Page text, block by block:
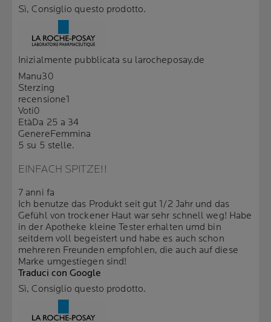
Sì, Consiglio questo prodotto.
Inizialmente pubblicata su larocheposay.de
Manu30
Sterzing
recensione1
Voti0
EtàDa 25 a 34
GenereFemmina
5 su 5 stelle.
EINFACH SPITZE!!
7 anni fa
Ich benutze das Produkt seit gut 1/2 Jahr und das
Gefühl von trockener Haut war sehr schnell weg! Habe
in der Apotheke kleine Tester erhalten umd bin
seitdem voll begeistert und habe es auch schon
mehreren Freunden empfohlen, die auch auf diese
Marke umgestiegen sind!
Traduci con Google
Sì, Consiglio questo prodotto.